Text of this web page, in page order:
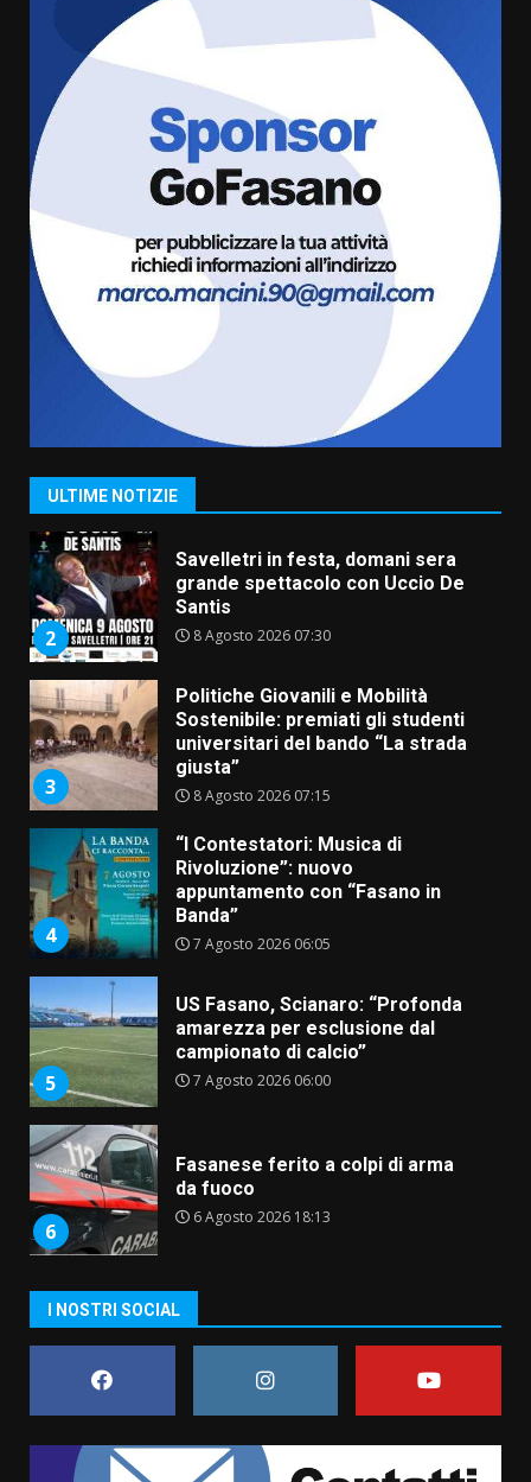
ULTIME NOTIZIE
campionato di calcio”
7 Agosto 2026 06:00
Fasanese ferito a colpi di arma
da fuoco
6 Agosto 2026 18:13
Carta d’identità: continua il piano
di aperture straordinarie del
Comune di Fasano
6 Agosto 2026 14:16
1
La Banda Città di Fasano apre
ufficialmente la Festa di
2
Savelletri in festa, domani sera
grande spettacolo con Uccio De
Santis
8 Agosto 2026 07:30
3
Politiche Giovanili e Mobilità
Sostenibile: premiati gli studenti
universitari del bando “La strada
giusta”
8 Agosto 2026 07:15
4
“I Contestatori: Musica di
Rivoluzione”: nuovo
appuntamento con “Fasano in
Banda”
7 Agosto 2026 06:05
5
US Fasano, Scianaro: “Profonda
amarezza per esclusione dal
campionato di calcio”
7 Agosto 2026 06:00
6
Fasanese ferito a colpi di arma
da fuoco
6 Agosto 2026 18:13
di aperture straordinarie del
Comune di Fasano
6 Agosto 2026 14:16
La Banda Città di Fasano apre
ufficialmente la Festa di
I NOSTRI SOCIAL